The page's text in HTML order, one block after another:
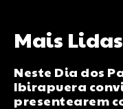
Mais
Neste Dia dos
Ibirapuera
presentearem